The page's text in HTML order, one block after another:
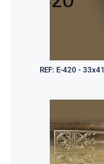
REF: E-420 - 33x41